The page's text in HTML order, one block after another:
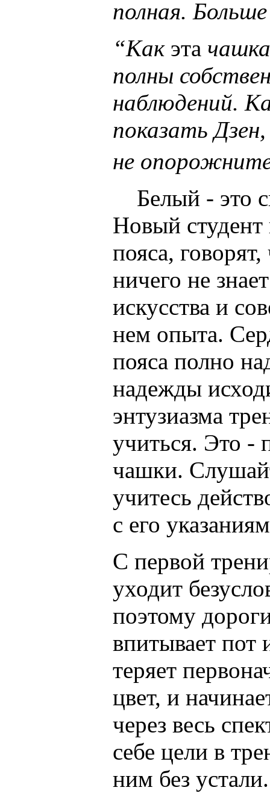
полная.
“Какэта
полны
наблюдений.
показать
не
Белый - это
Новый студент
пояса,
ничего не
искусства и
нем опыта.
пояса полно
надежды
энтузиазма
учиться. Это -
чашки.
учитесь
с его
С первой
уходит
поэтому
впитывает
теряет
цвет, и
через весь
себе цели в
ним без устали.